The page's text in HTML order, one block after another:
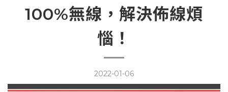
100%無線，解決佈線煩
惱！
2022-01-06